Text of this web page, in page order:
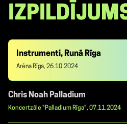
Instrumenti, Runā Rīga
Arēna Rīga, 26.10.2024
Chris Noah Palladium
Koncertzāle "Palladium Rīga", 07.11.2024